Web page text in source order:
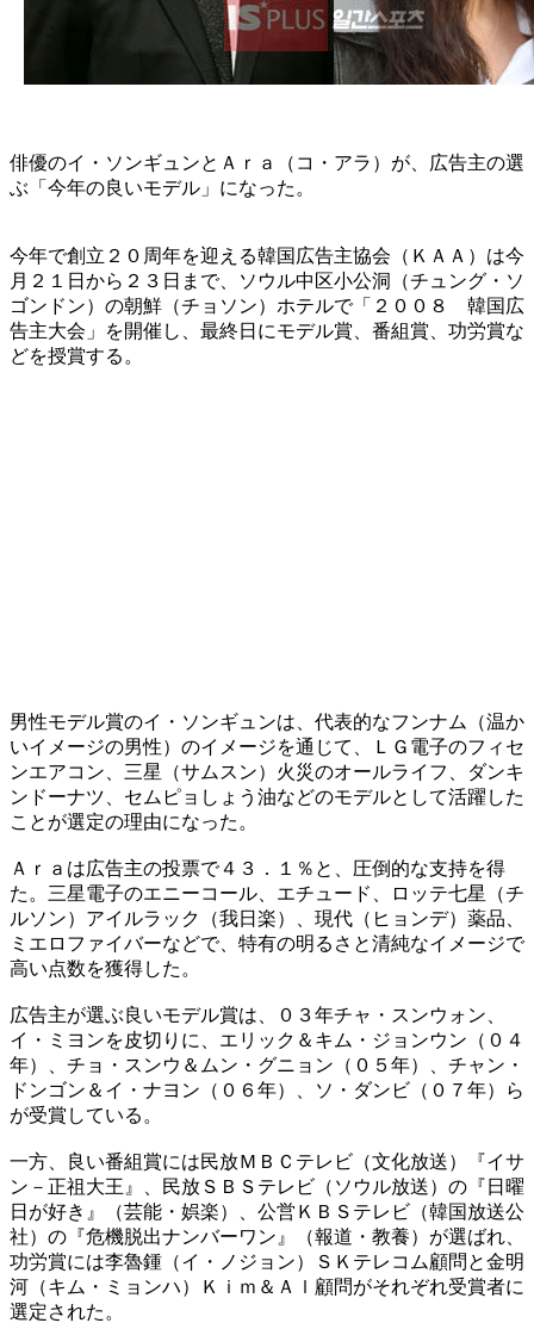
俳優のイ・ソンギュンとＡｒａ（コ・アラ）が、広告主の選
ぶ「今年の良いモデル」になった。
今年で創立２０周年を迎える韓国広告主協会（ＫＡＡ）は今
月２１日から２３日まで、ソウル中区小公洞（チュング・ソ
ゴンドン）の朝鮮（チョソン）ホテルで「２００８ 韓国広
告主大会」を開催し、最終日にモデル賞、番組賞、功労賞な
どを授賞する。
男性モデル賞のイ・ソンギュンは、代表的なフンナム（温か
いイメージの男性）のイメージを通じて、ＬＧ電子のフィセ
ンエアコン、三星（サムスン）火災のオールライフ、ダンキ
ンドーナツ、セムピョしょう油などのモデルとして活躍した
ことが選定の理由になった。
Ａｒａは広告主の投票で４３．１％と、圧倒的な支持を得
た。三星電子のエニーコール、エチュード、ロッテ七星（チ
ルソン）アイルラック（我日楽）、現代（ヒョンデ）薬品、
ミエロファイバーなどで、特有の明るさと清純なイメージで
高い点数を獲得した。
広告主が選ぶ良いモデル賞は、０３年チャ・スンウォン、
イ・ミヨンを皮切りに、エリック＆キム・ジョンウン（０４
年）、チョ・スンウ＆ムン・グニョン（０５年）、チャン・
ドンゴン＆イ・ナヨン（０６年）、ソ・ダンビ（０７年）ら
が受賞している。
一方、良い番組賞には民放ＭＢＣテレビ（文化放送）『イサ
ン－正祖大王』、民放ＳＢＳテレビ（ソウル放送）の『日曜
日が好き』（芸能・娯楽）、公営ＫＢＳテレビ（韓国放送公
社）の『危機脱出ナンバーワン』（報道・教養）が選ばれ、
功労賞には李魯鍾（イ・ノジョン）ＳＫテレコム顧問と金明
河（キム・ミョンハ）Ｋｉｍ＆Ａｌ顧問がそれぞれ受賞者に
選定された。